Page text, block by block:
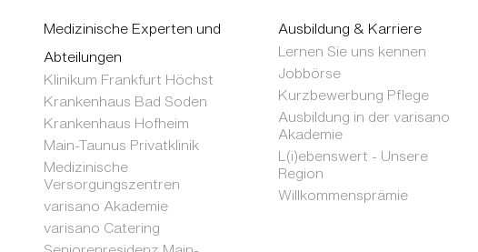
Medizinische Experten und
Abteilungen
Klinikum Frankfurt Höchst
Krankenhaus Bad Soden
Krankenhaus Hofheim
Main-Taunus Privatklinik
Medizinische
Versorgungszentren
varisano Akademie
varisano Catering
Seniorenresidenz Main-
Ausbildung & Karriere
Lernen Sie uns kennen
Jobbörse
Kurzbewerbung Pflege
Ausbildung in der varisano
Akademie
L(i)ebenswert - Unsere
Region
Willkommensprämie